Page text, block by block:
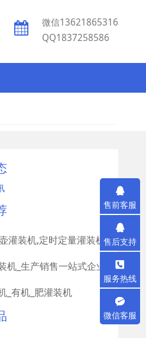
微信13621865316
QQ1837258586
灌装机,定时定量灌装机
机_生产销售一站式企业
_有机_肥灌装机
售前客服
售后支持
服务热线
微信客服